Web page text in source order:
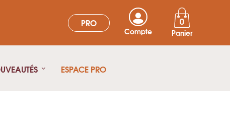
PRO
Compte Panier
0
ESPACE PRO